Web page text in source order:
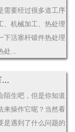
需要经过很多道工序
、机械加工、热处理
下活塞杆锻件热处理
...
陌生吧，但是你知道
来操作它呢？当然看
是遇到了什么问题的